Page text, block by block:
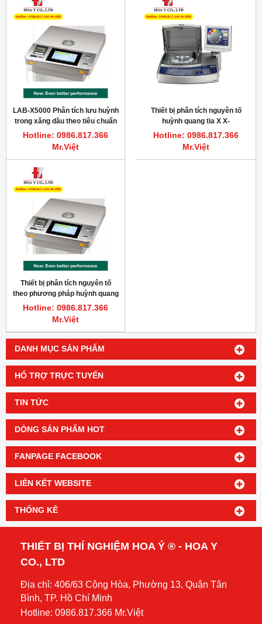
DANH MỤC SẢN PHẨM
HỔ TRỢ TRỰC TUYẾN
TIN TỨC
DÒNG SẢN PHẨM HOT
FANPAGE FACEBOOK
LIÊN KẾT WEBSITE
THỐNG KÊ
LAB-X5000 Phân tích lưu huỳnh
trong xăng dầu theo tiêu chuẩn
ASTM D4294, ISO 8754, ISO
20847, IP 336
Hotline: 0986.817.366
Mr.Việt
Thiết bị phân tích nguyên tố
huỳnh quang tia X X-
Supreme8000
Hotline: 0986.817.366
Mr.Việt
Thiết bị phân tích nguyên tố
theo phương pháp huỳnh quang
tia X LAB-X5000
Hotline: 0986.817.366
Mr.Việt
THIẾT BỊ THÍ NGHIỆM HOA Ý ® - HOA Y
CO., LTD
Địa chỉ: 406/63 Cộng Hòa, Phường 13, Quận Tân
Bình, TP. Hồ Chí Minh
Hotline: 0986.817.366 Mr.Việt